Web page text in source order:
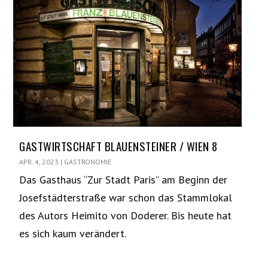
GASTWIRTSCHAFT BLAUENSTEINER / WIEN 8
APR. 4, 2023 | GASTRONOMIE
Das Gasthaus “Zur Stadt Paris” am Beginn der
Josefstädterstraße war schon das Stammlokal
des Autors Heimito von Doderer. Bis heute hat
es sich kaum verändert.